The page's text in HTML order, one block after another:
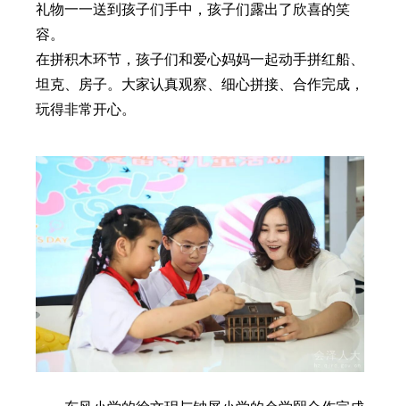
礼物一一送到孩子们手中，孩子们露出了欣喜的笑
容。
在拼积木环节，孩子们和爱心妈妈一起动手拼红船、
坦克、房子。大家认真观察、细心拼接、合作完成，
玩得非常开心。